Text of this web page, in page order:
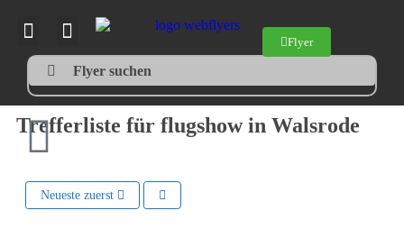
Flyer
Flyer suchen
Trefferliste für flugshow in Walsrode
Neueste zuerst